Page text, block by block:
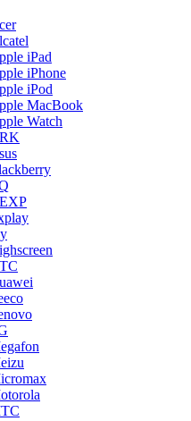
iPad
iPhone
iPod
MacBook
Watch